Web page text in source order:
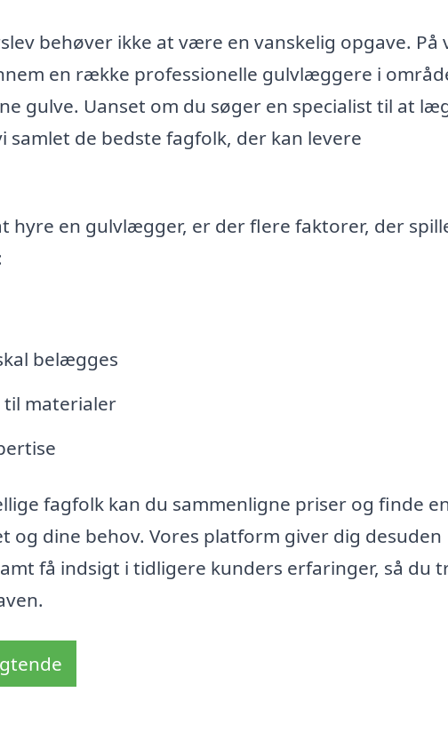
behøver ikke at være en vanskelig opgave. På
en række professionelle gulvlæggere i
gulve. Uanset om du søger en specialist til at
de bedste fagfolk, der kan levere
hyre en gulvlægger, er der flere faktorer, der
belægges
til materialer
fagfolk kan du sammenligne priser og finde
dine behov. Vores platform giver dig desuden
få indsigt i tidligere kunders erfaringer, så du